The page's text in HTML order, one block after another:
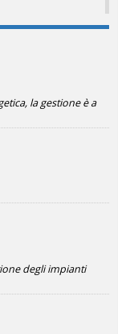
la gestione è a
degli impianti